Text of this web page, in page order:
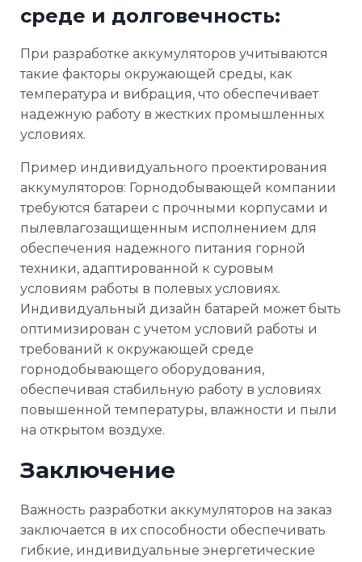
среде и долговечность:
При разработке аккумуляторов учитываются
такие факторы окружающей среды, как
температура и вибрация, что обеспечивает
надежную работу в жестких промышленных
условиях.
Пример индивидуального проектирования
аккумуляторов: Горнодобывающей компании
требуются батареи с прочными корпусами и
пылевлагозащищенным исполнением для
обеспечения надежного питания горной
техники, адаптированной к суровым
условиям работы в полевых условиях.
Индивидуальный дизайн батарей может быть
оптимизирован с учетом условий работы и
требований к окружающей среде
горнодобывающего оборудования,
обеспечивая стабильную работу в условиях
повышенной температуры, влажности и пыли
на открытом воздухе.
Заключение
Важность разработки аккумуляторов на заказ
заключается в их способности обеспечивать
гибкие, индивидуальные энергетические